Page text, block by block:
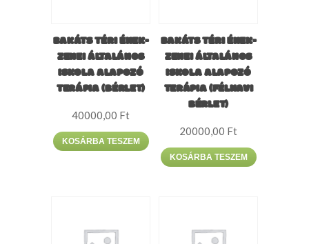
BAKÁTS TÉRI ÉNEK-
ZENEI ÁLTALÁNOS
ISKOLA ALAPOZÓ
TERÁPIA (BÉRLET)
40000,00 Ft
KOSÁRBA TESZEM
BAKÁTS TÉRI ÉNEK-
ZENEI ÁLTALÁNOS
ISKOLA ALAPOZÓ
TERÁPIA (FÉLHAVI
BÉRLET)
20000,00 Ft
KOSÁRBA TESZEM